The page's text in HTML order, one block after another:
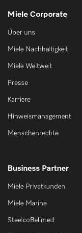
Miele Corporate
Über uns
Miele Nachhaltigkeit
Miele Weltweit
Presse
Karriere
Hinweismanagement
Menschenrechte
Business Partner
Miele Privatkunden
Miele Marine
SteelcoBelimed